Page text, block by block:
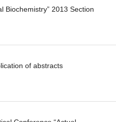
Biochemistry” 2013 Section
of abstracts